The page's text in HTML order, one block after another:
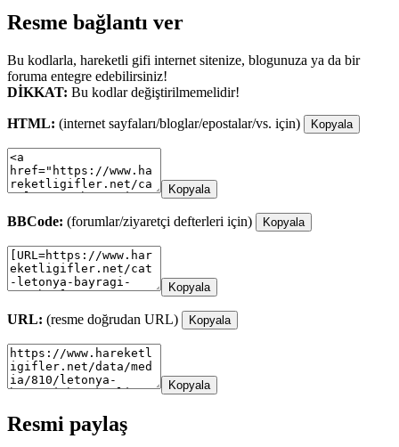
Resme bağlantı ver
Bu kodlarla, hareketli gifi internet sitenize, blogunuza ya da bir
foruma entegre edebilirsiniz!
DİKKAT: Bu kodlar değiştirilmemelidir!
HTML: (internet sayfaları/bloglar/epostalar/vs. için) Kopyala
Kopyala
BBCode: (forumlar/ziyaretçi defterleri için) Kopyala
Kopyala
URL: (resme doğrudan URL) Kopyala
Kopyala
Resmi paylaş